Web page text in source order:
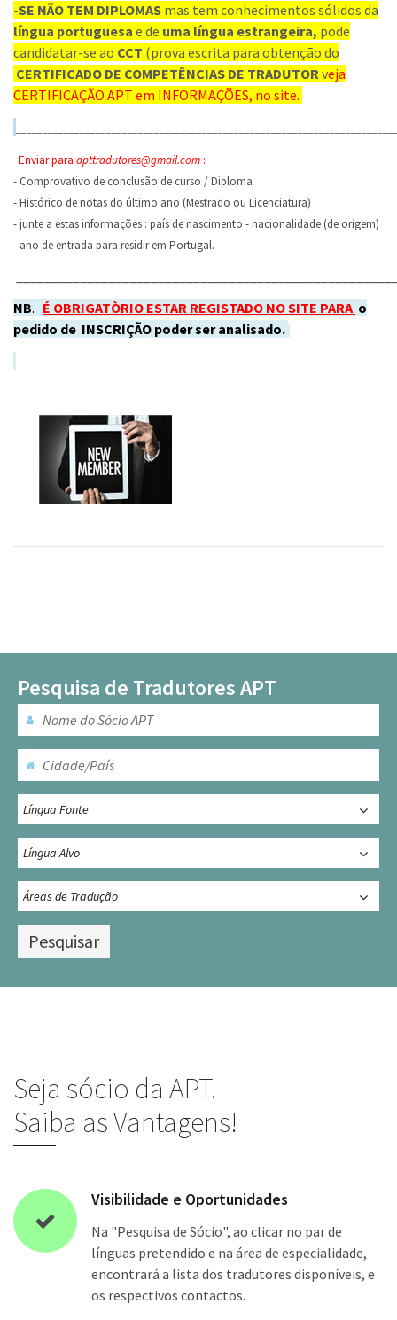
-SE NÃO TEM DIPLOMAS mas tem conhecimentos sólidos da
língua portuguesa e de uma língua estrangeira, pode
candidatar-se ao CCT (prova escrita para obtenção do
CERTIFICADO DE COMPETÊNCIAS DE TRADUTORveja
CERTIFICAÇÃO APT em INFORMAÇÕES, no site.
Enviar para apttradutores@gmail.com :
- Comprovativo de conclusão de curso / Diploma
- Histórico de notas do último ano (Mestrado ou Licenciatura)
- junte a estas informações : país de nascimento - nacionalidade (de origem)
- ano de entrada para residir em Portugal.
NB. É OBRIGATÒRIO ESTAR REGISTADO NO SITE PARA o
pedido de INSCRIÇÃO poder ser analisado.
Pesquisa de Tradutores APT
Seja sócio da APT.
Saiba as Vantagens!
Visibilidade e Oportunidades
Na "Pesquisa de Sócio", ao clicar no par de
línguas pretendido e na área de especialidade,
encontrará a lista dos tradutores disponíveis, e
os respectivos contactos.